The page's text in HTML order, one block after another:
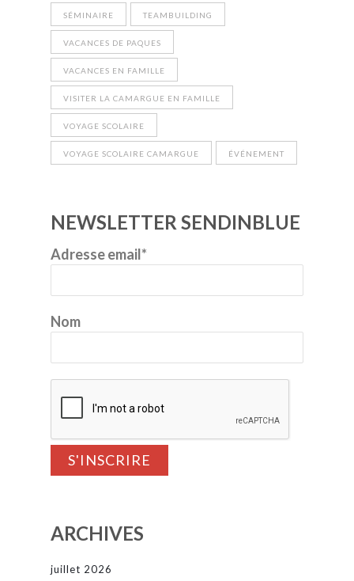
SÉMINAIRE TEAMBUILDING
VACANCES DE PAQUES
VACANCES EN FAMILLE
VISITER LA CAMARGUE EN FAMILLE
VOYAGE SCOLAIRE
VOYAGE SCOLAIRE CAMARGUE ÉVÉNEMENT
NEWSLETTER SENDINBLUE
Adresse email*
Nom
ARCHIVES
juillet 2026